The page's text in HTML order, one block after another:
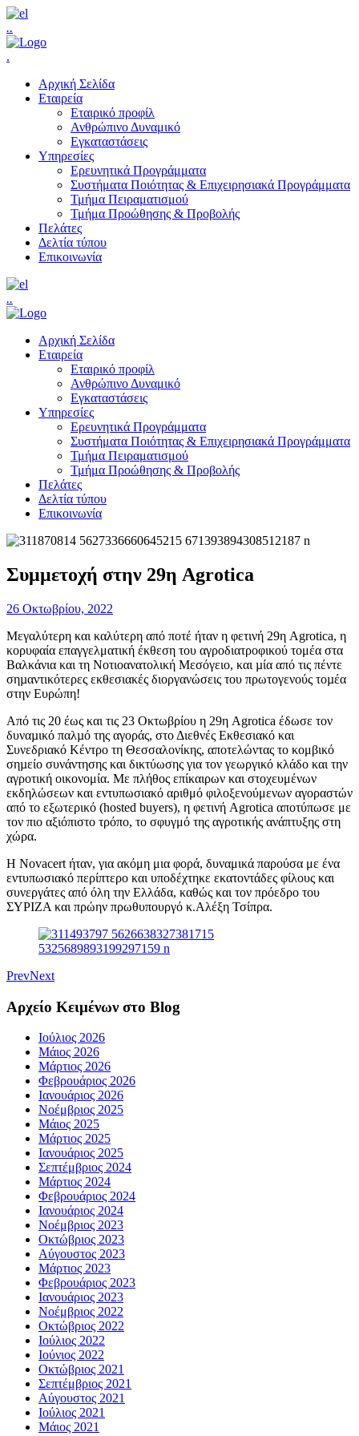
..
.
Αρχική Σελίδα
Εταιρεία
Εταιρικό προφίλ
Ανθρώπινο Δυναμικό
Εγκαταστάσεις
Υπηρεσίες
Ερευνητικά Προγράμματα
Συστήματα Ποιότητας & Επιχειρησιακά Προγράμματα
Τμήμα Πειραματισμού
Τμήμα Προώθησης & Προβολής
Πελάτες
Δελτία τύπου
Επικοινωνία
..
Αρχική Σελίδα
Εταιρεία
Εταιρικό προφίλ
Ανθρώπινο Δυναμικό
Εγκαταστάσεις
Υπηρεσίες
Ερευνητικά Προγράμματα
Συστήματα Ποιότητας & Επιχειρησιακά Προγράμματα
Τμήμα Πειραματισμού
Τμήμα Προώθησης & Προβολής
Πελάτες
Δελτία τύπου
Επικοινωνία
Συμμετοχή στην 29η Agrotica
26 Οκτωβρίου, 2022
Μεγαλύτερη και καλύτερη από ποτέ ήταν η φετινή 29η Agrotica, η
κορυφαία επαγγελματική έκθεση του αγροδιατροφικού τομέα στα
Βαλκάνια και τη Νοτιοανατολική Μεσόγειο, και µία από τις πέντε
σηµαντικότερες εκθεσιακές διοργανώσεις του πρωτογενούς τοµέα
στην Ευρώπη!
Από τις 20 έως και τις 23 Οκτωβρίου η 29η Agrotica έδωσε τον
δυναµικό παλµό της αγοράς, στο Διεθνές Εκθεσιακό και
Συνεδριακό Κέντρο τη Θεσσαλονίκης, αποτελώντας το κομβικό
σηµείο συνάντησης και δικτύωσης για τον γεωργικό κλάδο και την
αγροτική οικονομία. Με πλήθος επίκαιρων και στοχευμένων
εκδηλώσεων και εντυπωσιακό αριθμό φιλοξενούμενων αγοραστών
από το εξωτερικό (hosted buyers), η φετινή Agrotica αποτύπωσε με
τον πιο αξιόπιστο τρόπο, το σφυγμό της αγροτικής ανάπτυξης στη
χώρα.
Η Novacert ήταν, για ακόμη μια φορά, δυναμικά παρούσα με ένα
εντυπωσιακό περίπτερο και υποδέχτηκε εκατοντάδες φίλους και
συνεργάτες από όλη την Ελλάδα, καθώς και τον πρόεδρο του
ΣΥΡΙΖΑ και πρώην πρωθυπουργό κ.Αλέξη Τσίπρα.
PrevNext
Αρχείο Κειμένων στο Blog
Ιούλιος 2026
Μάιος 2026
Μάρτιος 2026
Φεβρουάριος 2026
Ιανουάριος 2026
Νοέμβριος 2025
Μάιος 2025
Μάρτιος 2025
Ιανουάριος 2025
Σεπτέμβριος 2024
Μάρτιος 2024
Φεβρουάριος 2024
Ιανουάριος 2024
Νοέμβριος 2023
Οκτώβριος 2023
Αύγουστος 2023
Μάρτιος 2023
Φεβρουάριος 2023
Ιανουάριος 2023
Νοέμβριος 2022
Οκτώβριος 2022
Ιούλιος 2022
Ιούνιος 2022
Οκτώβριος 2021
Σεπτέμβριος 2021
Αύγουστος 2021
Ιούλιος 2021
Μάιος 2021